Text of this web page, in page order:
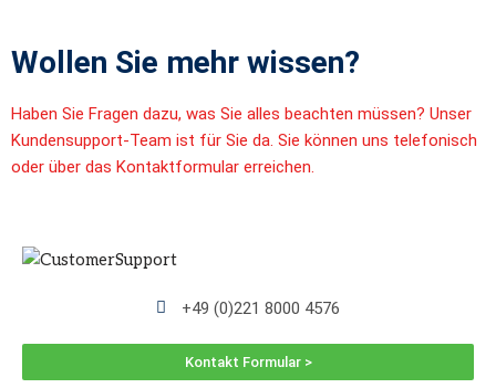
Wollen Sie mehr wissen?
Haben Sie Fragen dazu, was Sie alles beachten müssen? Unser
Kundensupport-Team ist für Sie da. Sie können uns telefonisch
oder über das Kontaktformular erreichen.
+49 (0)221 8000 4576
Kontakt Formular >